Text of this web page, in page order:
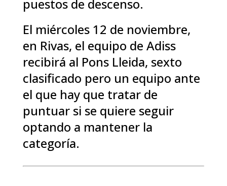
puestos de descenso.
El miércoles 12 de noviembre,
en Rivas, el equipo de Adiss
recibirá al Pons Lleida, sexto
clasificado pero un equipo ante
el que hay que tratar de
puntuar si se quiere seguir
optando a mantener la
categoría.